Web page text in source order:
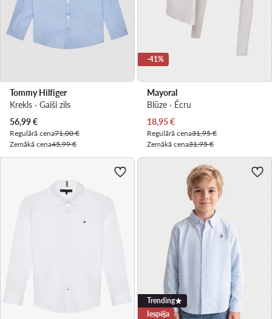
Tommy Hilfiger
Krekls · Gaiši zils
Pašreizējā cena
56,99€
Regulārā cena71,00 €
Zemākā cena45,99 €
-41%
Mayoral
Blūze · Écru
Pašreizējā cena
18,95€
Regulārā cena31,95 €
Zemākā cena31,95 €
Trending
Iespēja